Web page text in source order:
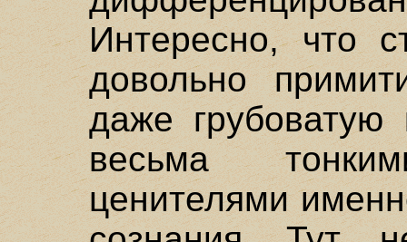
Интересно, что
довольно
даже грубоватую
весьма
ценителями